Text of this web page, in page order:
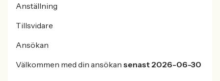
Anställning
Tillsvidare
Ansökan
Välkommen med din ansökan senast 2026-06-30